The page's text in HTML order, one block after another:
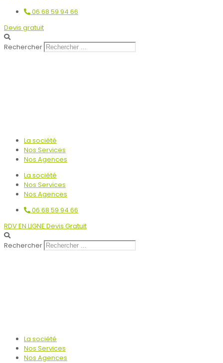
06 68 59 94 66
Devis gratuit
Rechercher
La société
Nos Services
Nos Agences
La société
Nos Services
Nos Agences
06 68 59 94 66
RDV EN LIGNE Devis Gratuit
Rechercher
La société
Nos Services
Nos Agences